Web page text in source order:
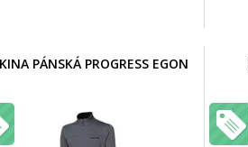
PÁNSKÁ PROGRESS EGON